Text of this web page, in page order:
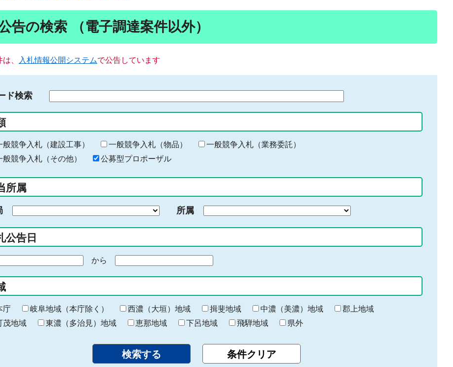
告の検索 （電子調達案件以外）
、 入札情報公開システムで公告しています
ド検索
る
キ
ー
ー
入
力
般競争入札（建設工事） 一般競争入札（物品）
一般競争入札（業務委託）
般競争入札（その他）
公募型プロポーザル
所属
所属
公告日
から
終
わ
り
庁 岐阜地域（本庁除く） 西濃（大垣）地域 揖斐地域 中濃（美濃）地域
郡上地域
茂地域
東濃（多治見）地域 恵那地域 下呂地域 飛騨地域 県外